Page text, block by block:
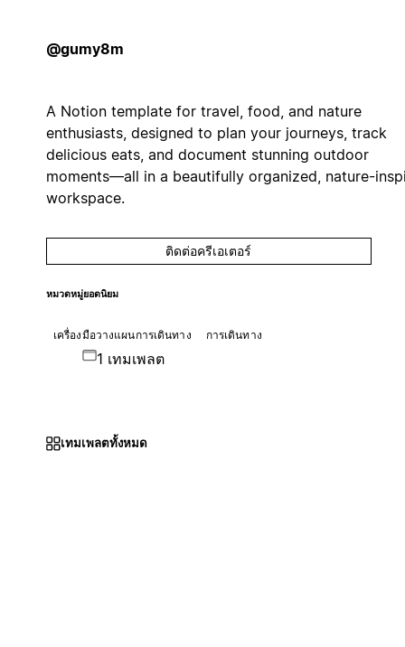
@gumy8m
A Notion template for travel, food, and nature
enthusiasts, designed to plan your journeys, track
delicious eats, and document stunning outdoor
moments—all in a beautifully organized, nature-
workspace.
ติดต่อครีเอเตอร์
หมวดหมู่ยอดนิยม
เครื่องมือวางแผนการเดินทาง การเดินทาง
1 เทมเพลต
เทมเพลตทั้งหมด